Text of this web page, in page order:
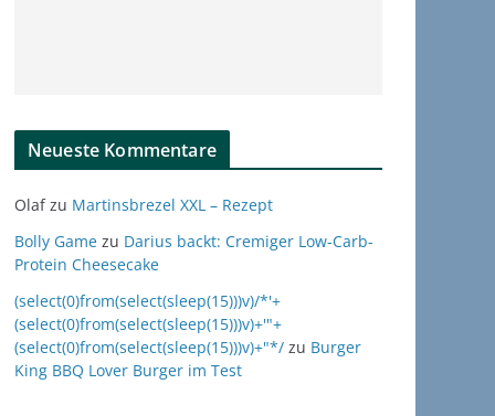
Neueste Kommentare
Olafzu Martinsbrezel XXL – Rezept
Bolly Game zu Darius backt: Cremiger Low-Carb-
Protein Cheesecake
(select(0)from(select(sleep(15)))v)/*'+
(select(0)from(select(sleep(15)))v)+'"+
(select(0)from(select(sleep(15)))v)+"*/ zu Burger
King BBQ Lover Burger im Test